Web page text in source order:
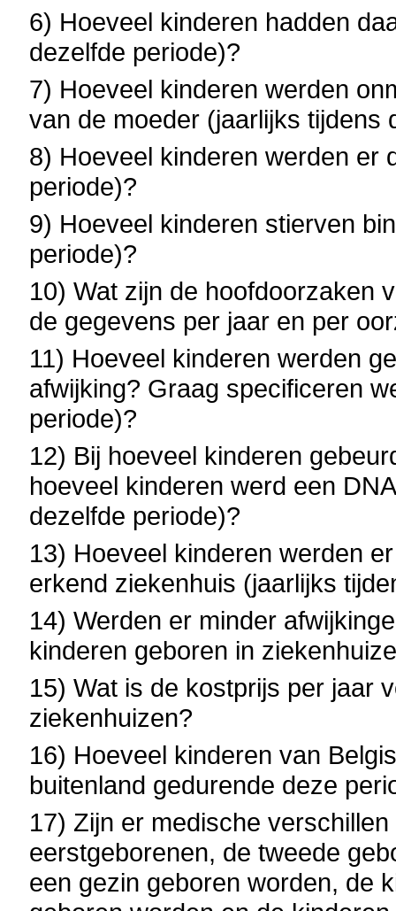
6) Hoeveel kinderen hadden
dezelfde periode)?
7) Hoeveel kinderen werden
van de moeder (jaarlijks tijdens
8) Hoeveel kinderen werden er
periode)?
9) Hoeveel kinderen stierven
periode)?
10) Wat zijn de hoofdoorzaken
de gegevens per jaar en per
11) Hoeveel kinderen werden
afwijking? Graag specificeren
periode)?
12) Bij hoeveel kinderen
hoeveel kinderen werd een
dezelfde periode)?
13) Hoeveel kinderen werden
erkend ziekenhuis (jaarlijks
14) Werden er minder
kinderen geboren in
15) Wat is de kostprijs per jaar
ziekenhuizen?
16) Hoeveel kinderen van
buitenland gedurende deze
17) Zijn er medische
eerstgeborenen, de tweede
een gezin geboren worden, de